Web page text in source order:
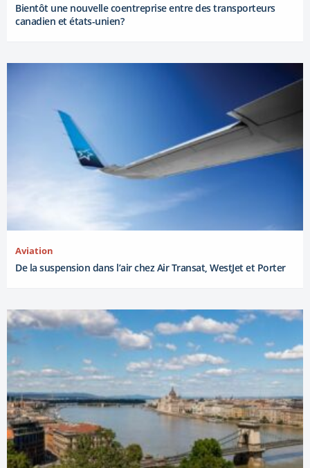
Bientôt une nouvelle coentreprise entre des transporteurs
canadien et états-unien?
Aviation
De la suspension dans l’air chez Air Transat, WestJet et Porter